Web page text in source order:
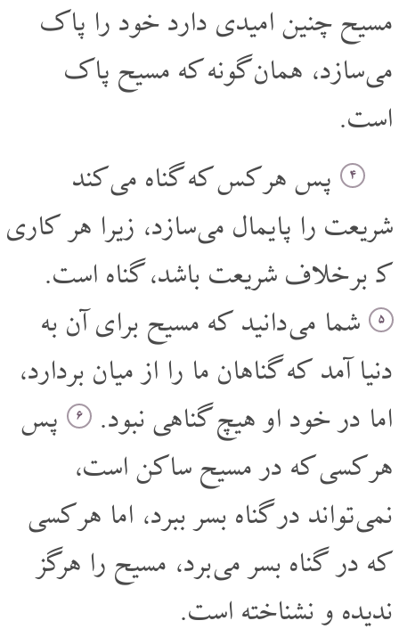
مسیح چنین امیدی دارد خود را پاک
می سازد، همان گونه که مسیح پاک
است.
۴ پس هر کس که گناه می کند
شریعت را پایمال می سازد، زیرا هر کاری
که بر خلاف شریعت باشد، گناه است.
۵ شما می دانید که مسیح برای آن به
دنیا آمد که گناهان ما را از میان بردارد،
اما در خود او هیچ گناهی نبود.
۶ پس
هر کسی که در مسیح ساکن است،
نمی تواند در گناه بسر ببرد، اما هر کسی
که در گناه بسر می برد، مسیح را هرگز
ندیده و نشناخته است.